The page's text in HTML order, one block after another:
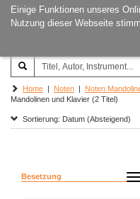
Einige Funktionen unseres
Nutzung dieser Webseite
Hamburg
Home | Noten | Noten
Mandolinen und Klavier (2 Titel)
Sortierung: Datum (Absteigend)
Besetzung